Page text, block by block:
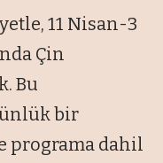
11 Nisan-3
Çin
Bu
bir
programa dahil